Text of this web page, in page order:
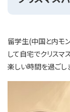
留学生(中国と内モ
して自宅でクリスマ
楽しい時間を過ごし